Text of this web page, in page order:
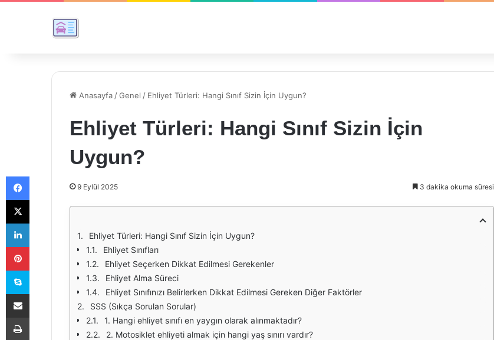
Anasayfa /Genel / Ehliyet Türleri: Hangi Sınıf Sizin İçin Uygun?
Ehliyet Türleri: Hangi Sınıf Sizin İçin
Uygun?
9 Eylül 2025 3 dakika okuma süresi
Ehliyet Türleri: Hangi Sınıf Sizin İçin Uygun?
Ehliyet Sınıfları
Ehliyet Seçerken Dikkat Edilmesi Gerekenler
Ehliyet Alma Süreci
Ehliyet Sınıfınızı Belirlerken Dikkat Edilmesi Gereken Diğer Faktörler
SSS (Sıkça Sorulan Sorular)
1. Hangi ehliyet sınıfı en yaygın olarak alınmaktadır?
2. Motosiklet ehliyeti almak için hangi yaş sınırı vardır?
Facebook
X
LinkedIn
Pinterest
Skype
E-Posta ile paylaş